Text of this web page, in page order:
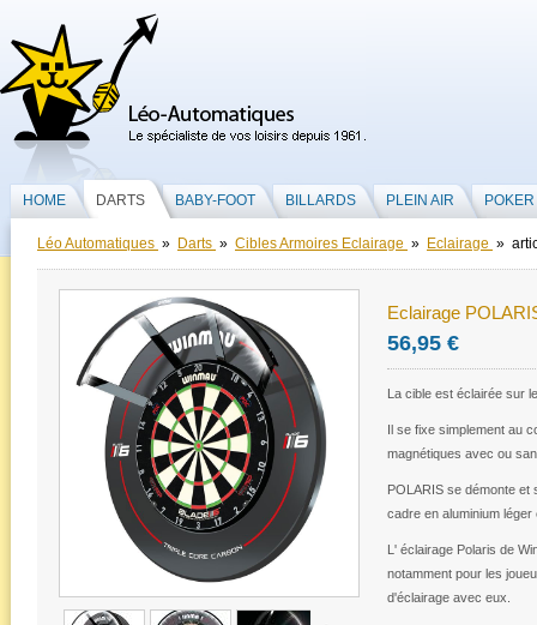
HOME DARTS BABY-FOOT BILLARDS PLEIN AIR POKER
Léo Automatiques » Darts » Cibles Armoires Eclairage » Eclairage »
Eclairage
56,95 €
La cible est éclairée sur
Il se fixe simplement au
magnétiques avec ou
POLARIS se démonte et
cadre en aluminium léger
L' éclairage Polaris de
notamment pour les
d'éclairage avec eux.